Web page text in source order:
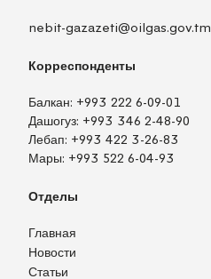
nebit-gazazeti@oilgas.gov.tm
Корреспонденты
Балкан: +993 222 6-09-01
Дашогуз: +993 346 2-48-90
Лебап: +993 422 3-26-83
Мары: +993 522 6-04-93
Отделы
Главная
Новости
Статьи